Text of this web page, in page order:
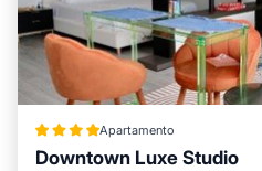
Apartamento
Downtown Luxe Studio